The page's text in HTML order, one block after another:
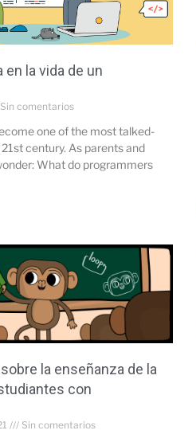
en la vida de un
Sin comentarios
one of the most talked-
century. As parents and
What do programmers
la enseñanza de la
con
Sin comentarios